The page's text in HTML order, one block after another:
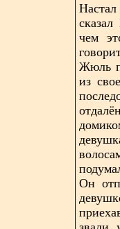
чем
Жюль
из
Он